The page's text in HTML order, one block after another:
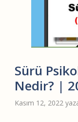
Sürü
Nedir? |
Kasım 12, 2022